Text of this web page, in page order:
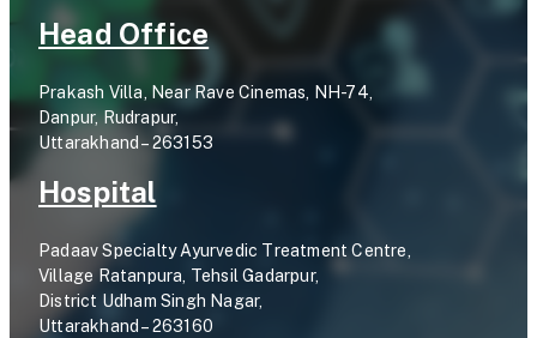
Head Office
Prakash Villa, Near Rave Cinemas, NH-74,
Danpur, Rudrapur,
Uttarakhand – 263153
Hospital
Padaav Specialty Ayurvedic Treatment Centre,
Village Ratanpura, Tehsil Gadarpur,
District Udham Singh Nagar,
Uttarakhand – 263160